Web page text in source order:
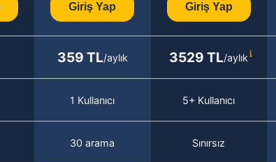
Giriş Yap Giriş Yap
359 TL/aylık 3529 TL/aylık
1 Kullanıcı 5+ Kullanıcı
30 arama Sınırsız